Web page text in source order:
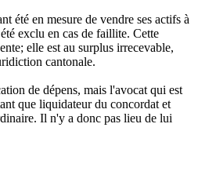
été en mesure de vendre ses actifs à
exclu en cas de faillite. Cette
elle est au surplus irrecevable,
cantonale.
de dépens, mais l'avocat qui est
que liquidateur du concordat et
Il n'y a donc pas lieu de lui